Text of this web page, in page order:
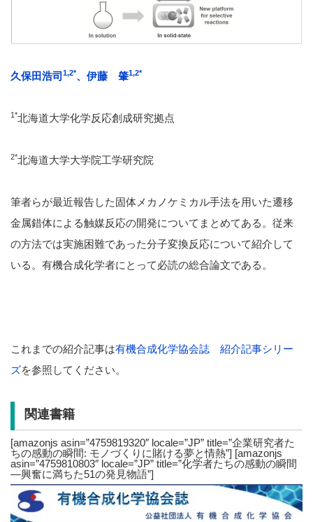
久保田浩司 1,2*、伊藤 肇1,2*
1*北海道大学化学反応創成研究拠点
2*北海道大学大学院工学研究院
筆者らが最近報告した固体メカノケミカル手法を用いた遷移
金属錯体による触媒反応の開発についてまとめてある。従来
の方法では実施困難であった分子変換反応について紹介して
いる。有機合成化学者にとって必読の総合論文である。
これまでの紹介記事は有機合成化学協会誌 紹介記事シリー
ズを参照してください。
関連書籍
[amazonjs asin=”4759819320″ locale=”JP” title=”企業研究者た
ちの感動の瞬間: モノづくりに賭ける夢と情熱”] [amazonjs
asin=”4759810803″ locale=”JP” title=”化学者たちの感動の瞬間
―興奮に満ちた51の発見物語”]